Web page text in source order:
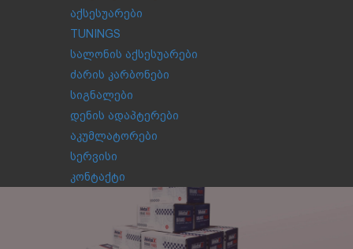
აქსესუარები
TUNINGS
სალონის აქსესუარები
ძარის კარბონები
სიგნალები
დენის ადაპტერები
აკუმლატორები
სერვისი
კონტაქტი